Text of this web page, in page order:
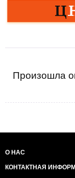
Произошла
О НАС
КОНТАКТНАЯ